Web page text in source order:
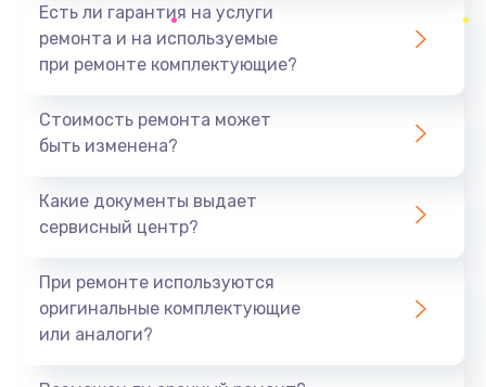
от 990 руб.
Заказать
Замена экрана
Заказать
Есть ли гарантия на услуги
ремонта и на используемые
при ремонте комплектующие?
Стоимость ремонта может
быть изменена?
Какие документы выдает
сервисный центр?
При ремонте используются
оригинальные комплектующие
или аналоги?